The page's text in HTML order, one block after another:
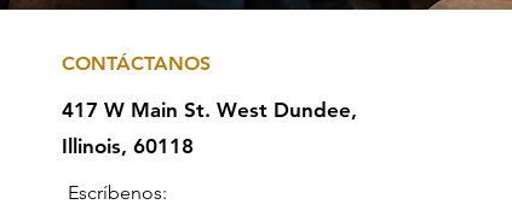
CONTÁCTANOS
417 W Main St.West Dundee,
Illinois, 60118
Escríbenos: